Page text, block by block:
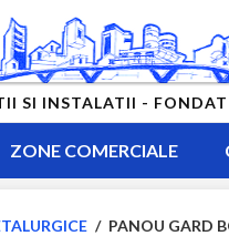
SI INSTALATII -
ZONE COMERCIALE
/ PANOU GARD